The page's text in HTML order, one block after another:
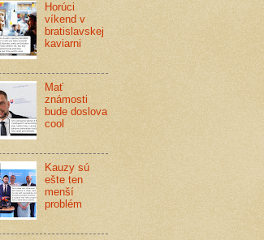
Horúci
víkend v
bratislavskej
kaviarni
Mať
známosti
bude doslova
cool
Kauzy sú
ešte ten
menší
problém